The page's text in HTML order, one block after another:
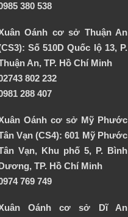
380 538
Oánh cơ sở Thuận An
Số 510D Quốc lộ 13, P.
An, TP. Hồ Chí Minh
802 232
288 407
Oánh cơ sở Mỹ Phước
Vạn (CS4): 601 Mỹ Phước
Vạn, Khu phố 5, P. Bình
TP. Hồ Chí Minh
769 749
Oánh cơ sở Dĩ An